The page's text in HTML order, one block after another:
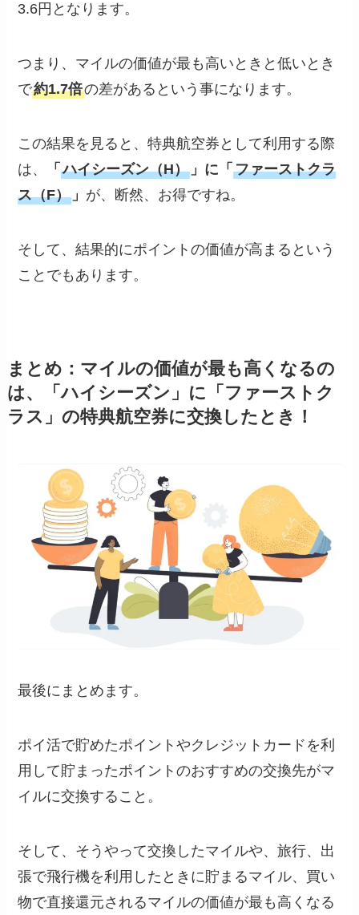
3.6円となります。
つまり、マイルの価値が最も高いときと低いとき
で約1.7倍の差があるという事になります。
この結果を見ると、特典航空券として利用する際
は、
「ハイシーズン（H） 」に「ファーストクラ
ス（F） 」 が、断然、お得ですね。
そして、結果的にポイントの価値が高まるという
ことでもあります。
まとめ：マイルの価値が最も高くなるの
は、「ハイシーズン」に「ファーストク
ラス」の特典航空券に交換したとき！
最後にまとめます。
ポイ活で貯めたポイントやクレジットカードを利
用して貯まったポイントのおすすめの交換先がマ
イルに交換すること。
そして、そうやって交換したマイルや、旅行、出
張で飛行機を利用したときに貯まるマイル、買い
物で直接還元されるマイルの価値が最も高くなる